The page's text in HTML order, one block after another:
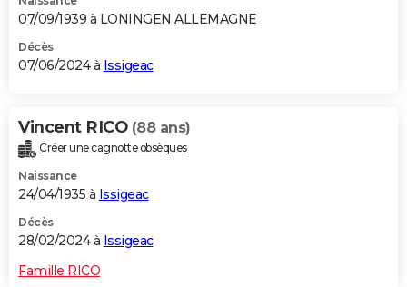
07/09/1939 à LONINGEN ALLEMAGNE
Décès
07/06/2024 à Issigeac
Vincent RICO (88 ans)
Créer une cagnotte obsèques
Naissance
24/04/1935 à Issigeac
Décès
28/02/2024 à Issigeac
Famille RICO